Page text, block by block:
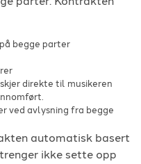
på begge parter
direkte til musikeren
ved avlysning fra begge
automatisk basert
ikke sette opp